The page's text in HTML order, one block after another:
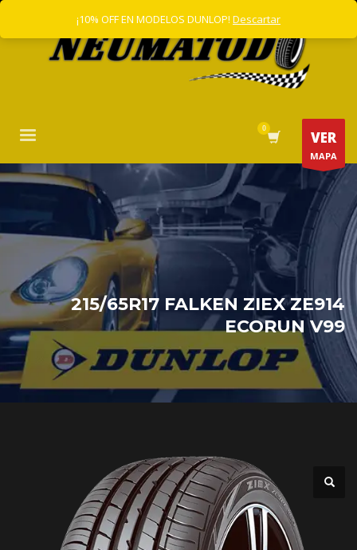
VER
MAPA
215/65R17 FALKEN ZIEX ZE914
ECORUN V99
¡10% OFF EN MODELOS DUNLOP! Descartar